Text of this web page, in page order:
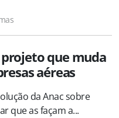
que muda
aéreas
da Anac sobre
que as façam a...